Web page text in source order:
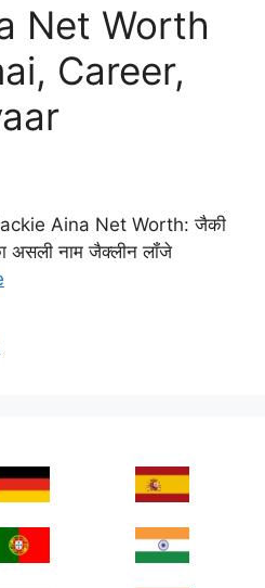
Net Worth
Career,
Aina Net Worth: जैकी
असली नाम जैक्लीन लॉंजे